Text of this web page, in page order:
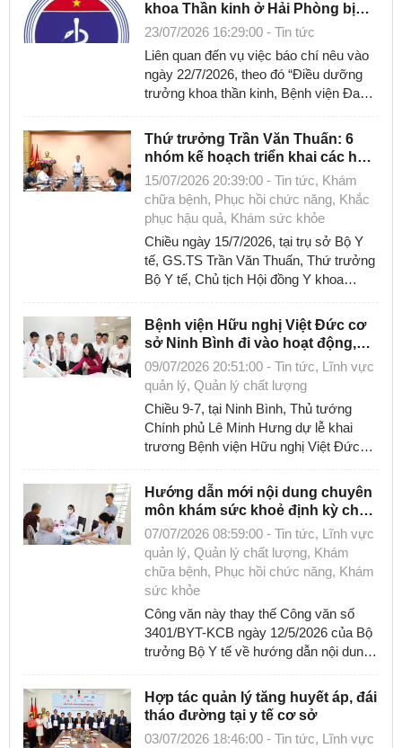
Quy trình kỹ thuật
Chương trình chăm sóc sức khỏe (2)
Hội nghị quản lý bệnh viện Châu Á
Khám sức khỏe (2)
Đái tháo đường (2)
Tài liệu về chăm sóc mắt
Vì lá phổi khỏe Việt Nam
Hướng dẫn chẩn đoán, điều trị (1)
Điều dưỡng – KSNK- Dinh dưỡng
Phòng chống đột quỵ (2)
Quy trình kỹ thuật
Khắc phục hậu quả (1)
Giám định y khoa
Tài liệu Hội nghị, tập huấn
Kênh Video
khoa Thần kinh ở Hải Phòng bị
hành hung
23/07/2026 16:29:00 - Tin tức
Liên quan đến vụ việc báo chí nêu vào
ngày 22/7/2026, theo đó “Điều dưỡng
trưởng khoa thần kinh, Bệnh viện Đa
hành ...
Thứ trưởng Trần Văn Thuấn: 6
nhóm kế hoạch triển khai các hoạt
động Kỷ niệm ngày Thương binh-
Liệt sĩ năm 2026 và hướng tới kỷ
niệm 80 năm ngày Thương binh-
Liệt sĩ
15/07/2026 20:39:00 - Tin tức, Khám
chữa bệnh, Phục hồi chức năng, Khắc
phục hậu quả, Khám sức khỏe
Chiều ngày 15/7/2026, tại trụ sở Bộ Y
tế, GS.TS Trần Văn Thuấn, Thứ trưởng
Bộ Y tế, Chủ tịch Hội đồng Y khoa
...
Bệnh viện Hữu nghị Việt Đức cơ
sở Ninh Bình đi vào hoạt động,
mở rộng cơ hội tiếp cận kỹ thuật
ngoại khoa chuyên sâu cho
người bệnh
09/07/2026 20:51:00 - Tin tức, Lĩnh vực
quản lý, Quản lý chất lượng
Chiều 9-7, tại Ninh Bình, Thủ tướng
Chính phủ Lê Minh Hưng dự lễ khai
trương Bệnh viện Hữu nghị Việt Đức
điểm ...
Hướng dẫn mới nội dung chuyên
môn khám sức khoẻ định kỳ cho
người dân
07/07/2026 08:59:00 - Tin tức, Lĩnh vực
quản lý, Quản lý chất lượng, Khám
chữa bệnh, Phục hồi chức năng, Khám
sức khỏe
Công văn này thay thế Công văn số
3401/BYT-KCB ngày 12/5/2026 của Bộ
trưởng Bộ Y tế về hướng dẫn nội dung
cho người ...
Hợp tác quản lý tăng huyết áp, đái
tháo đường tại y tế cơ sở
03/07/2026 18:46:00 - Tin tức, Lĩnh vực